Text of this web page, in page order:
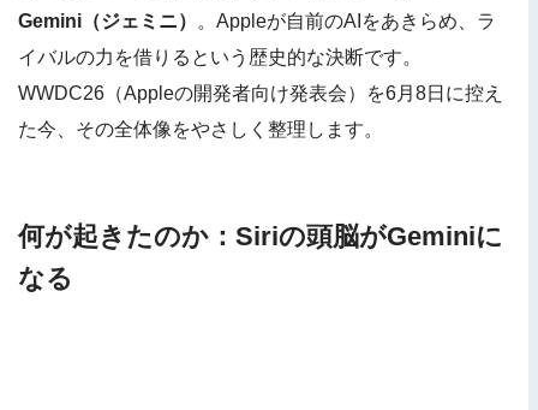
Gemini（ジェミニ）
。Appleが自前のAIをあきらめ、ラ
イバルの力を借りるという歴史的な決断です。
WWDC26（Appleの開発者向け発表会）を6月8日に控え
た今、その全体像をやさしく整理します。
何が起きたのか：Siriの頭脳がGeminiに
なる